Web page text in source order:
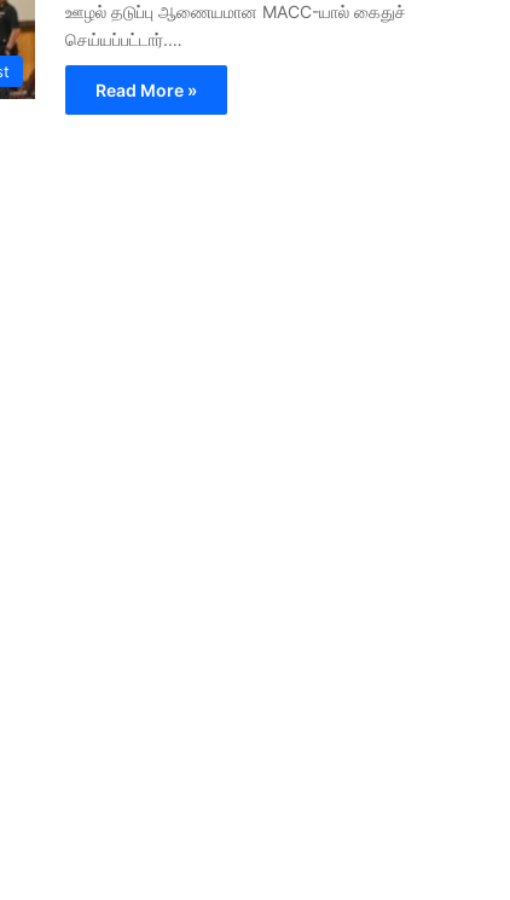
ஊழல் தடுப்பு ஆணையமான MACC-யால் கைதுச்
செய்யப்பட்டார்.…
Read More »